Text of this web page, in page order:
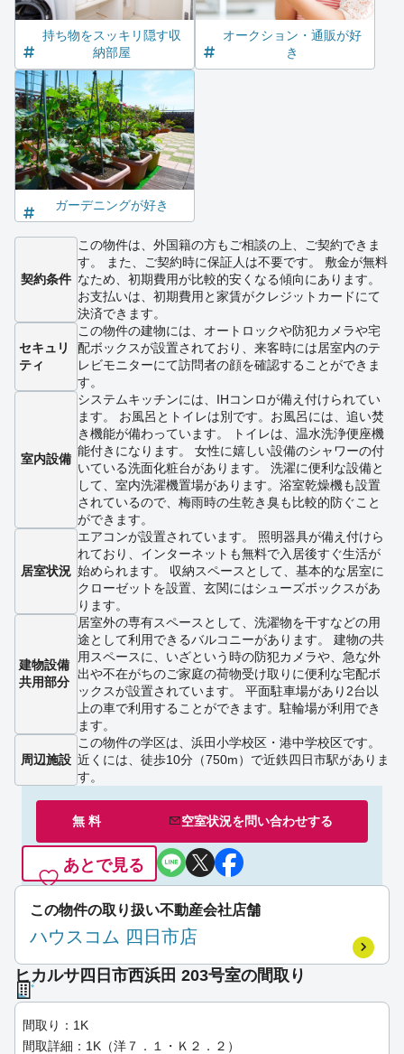
持ち物をスッキリ隠す収
納部屋
オークション・通販が好
き
ガーデニングが好き
契約条件
この物件は、外国籍の方もご相談の上、ご契約できま
す。 また、ご契約時に保証人は不要です。 敷金が無料
なため、初期費用が比較的安くなる傾向にあります。
お支払いは、初期費用と家賃がクレジットカードにて
決済できます。
セキュリ
ティ
この物件の建物には、オートロックや防犯カメラや宅
配ボックスが設置されており、来客時には居室内のテ
レビモニターにて訪問者の顔を確認することができま
す。
室内設備
システムキッチンには、IHコンロが備え付けられてい
ます。 お風呂とトイレは別です。お風呂には、追い焚
き機能が備わっています。 トイレは、温水洗浄便座機
能付きになります。 女性に嬉しい設備のシャワーの付
いている洗面化粧台があります。 洗濯に便利な設備と
して、室内洗濯機置場があります。浴室乾燥機も設置
されているので、梅雨時の生乾き臭も比較的防ぐこと
ができます。
居室状況
エアコンが設置されています。 照明器具が備え付けら
れており、インターネットも無料で入居後すぐ生活が
始められます。 収納スペースとして、基本的な居室に
クローゼットを設置、玄関にはシューズボックスがあ
ります。
建物設備
共用部分
居室外の専有スペースとして、洗濯物を干すなどの用
途として利用できるバルコニーがあります。 建物の共
用スペースに、いざという時の防犯カメラや、急な外
出や不在がちのご家庭の荷物受け取りに便利な宅配ボ
ックスが設置されています。 平面駐車場があり2台以
上の車で利用することができます。駐輪場が利用でき
ます。
周辺施設
この物件の学区は、浜田小学校区・港中学校区です。
近くには、徒歩10分（750m）で近鉄四日市駅がありま
す。
無 料 空室状況を問い合わせする
あとで見る
この物件の取り扱い不動産会社店舗
ハウスコム 四日市店
ヒカルサ四日市西浜田 203号室の間取り
間取り：1K
間取詳細：1K（洋７．１・Ｋ２．２）